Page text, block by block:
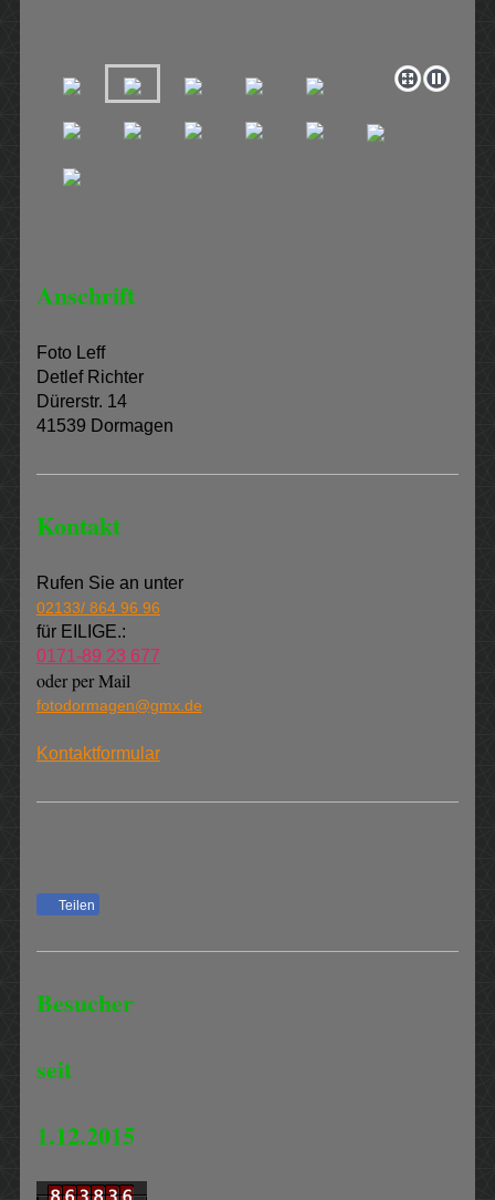
Anschrift
Foto Leff
Detlef Richter
Dürerstr. 14
41539 Dormagen
Kontakt
Rufen Sie an unter
02133/ 864 96 96
für EILIGE.:
0171-89 23 677
oder per Mail
fotodormagen@gmx.de
Kontaktformular
Teilen
Besucher
seit
1.12.2015